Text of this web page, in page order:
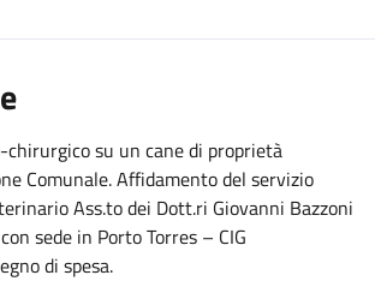
su un cane di proprietà
Comunale. Affidamento del servizio
Ass.to dei Dott.ri Giovanni Bazzoni
sede in Porto Torres – CIG
di spesa.